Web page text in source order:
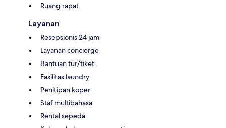
Ruang rapat
Layanan
Resepsionis 24 jam
Layanan concierge
Bantuan tur/tiket
Fasilitas laundry
Penitipan koper
Staf multibahasa
Rental sepeda